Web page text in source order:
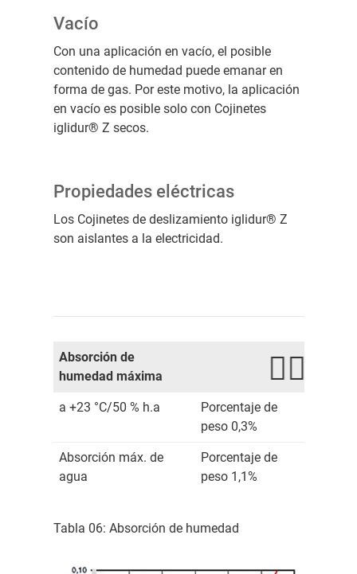
Vacío
Con una aplicación en vacío, el posible
contenido de humedad puede emanar en
forma de gas. Por este motivo, la aplicación
en vacío es posible solo con Cojinetes
iglidur® Z secos.
Propiedades eléctricas
Los Cojinetes de deslizamiento iglidur® Z
son aislantes a la electricidad.
Absorción de
humedad máxima
a +23 °C/50 % h.a
Porcentaje de
peso 0,3%
Absorción máx. de
agua
Porcentaje de
peso 1,1%
Tabla 06: Absorción de humedad